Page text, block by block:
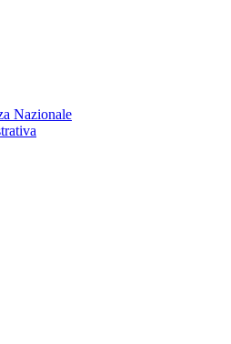
Nazionale